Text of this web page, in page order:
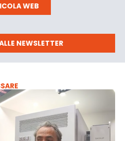
WEB
NEWSLETTER